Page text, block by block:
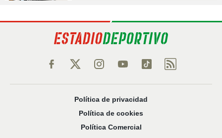
Política de privacidad
Política de cookies
Política Comercial